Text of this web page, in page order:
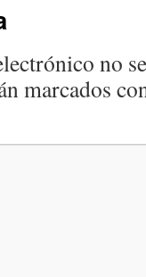
no
marcados